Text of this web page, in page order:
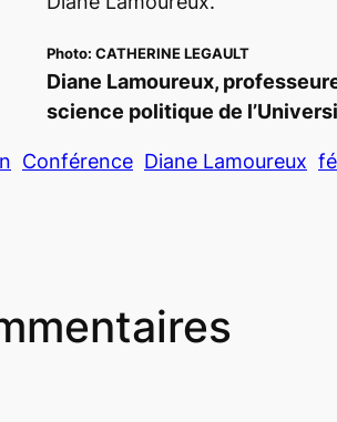
Photo: CATHERINE LEGAULT
Diane Lamoureux,
science politique de
Conférence Diane Lamoureux